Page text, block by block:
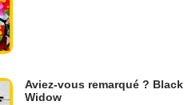
Aviez-vous remarqué ? Black
Widow